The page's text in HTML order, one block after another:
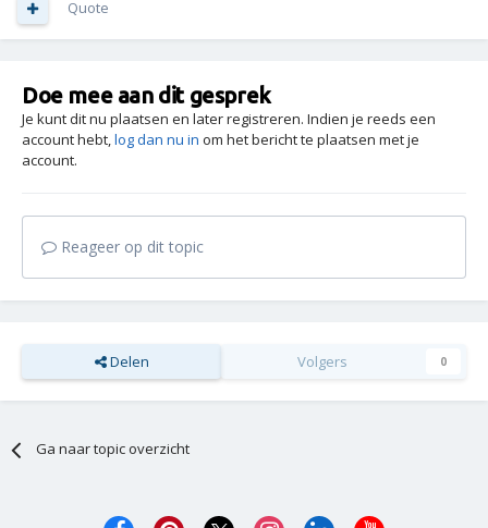
Quote
Doe mee aan dit gesprek
Je kunt dit nu plaatsen en later registreren. Indien je reeds een
account hebt,log dan nu in om het bericht te plaatsen met je
account.
Reageer op dit topic
Delen Volgers 0
Ga naar topic overzicht